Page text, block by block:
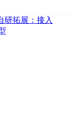
研拓展：接入